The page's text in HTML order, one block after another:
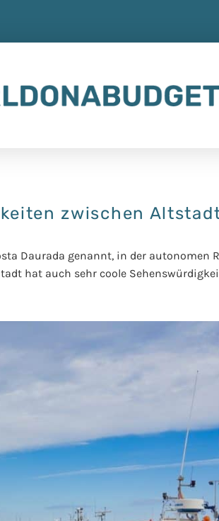
zwischen
Daurada genannt, in der autonomen
hat auch sehr coole